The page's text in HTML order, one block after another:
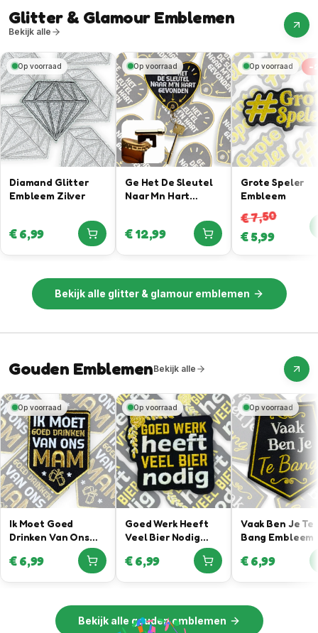
Glitter & Glamour Emblemen
Bekijk alle
Op voorraad
Diamand Glitter
Embleem Zilver
€6,99
Op voorraad
Ge Het De Sleutel
Naar Mn Hart
Sleutel Bieropener
Embleem
€12,99
Op voorraad -
Grote Speler
Embleem
€7,50
€5,99
Bekijk alle glitter & glamour emblemen
Gouden EmblemenBekijk alle
Op voorraad
Ik Moet Goed
Drinken Van Ons
Mam – Gouden
Embleem
€6,99
Op voorraad
Goed Werk Heeft
Veel Bier Nodig
€6,99
Op voorraad
Vaak Ben Je Te
Bang Embleem
€6,99
Bekijk alle gouden emblemen